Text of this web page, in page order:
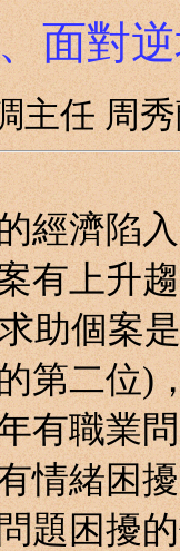
面對
主任 周
濟陷入
有上升
助個案
第二位)
有職業
情緒困
題困擾